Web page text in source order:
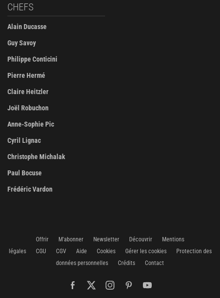
CHEFS
Alain Ducasse
Guy Savoy
Philippe Conticini
Pierre Hermé
Claire Heitzler
Joël Robuchon
Anne-Sophie Pic
Cyril Lignac
Christophe Michalak
Paul Bocuse
Frédéric Vardon
Offrir M'abonner Newsletter Découvrir
Mentions
légales
CGU CGV Aide Cookies Gérer les cookies
Protection des
données personnelles
Crédits Contact